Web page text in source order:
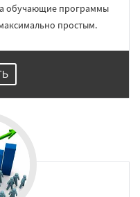
обучающие программы
простым.